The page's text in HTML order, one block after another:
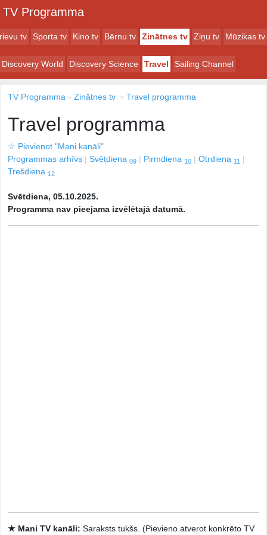
TV Programma
tv Sporta tv Kino tv Bērnu tv Zinātnes tv Ziņu tv Mūzikas tv
Discovery World Discovery Science Travel Sailing Channel
TV Programma Zinātnes tv Travel programma
Travel programma
☆ Pievienot "Mani kanāli"
Programmas arhīvs
Svētdiena 09 Pirmdiena 10 Otrdiena 11
Trešdiena 12
Svētdiena, 05.10.2025.
Programma nav pieejama izvēlētajā datumā.
★ Mani TV kanāli: Saraksts tukšs. (Pievieno atverot konkrēto TV